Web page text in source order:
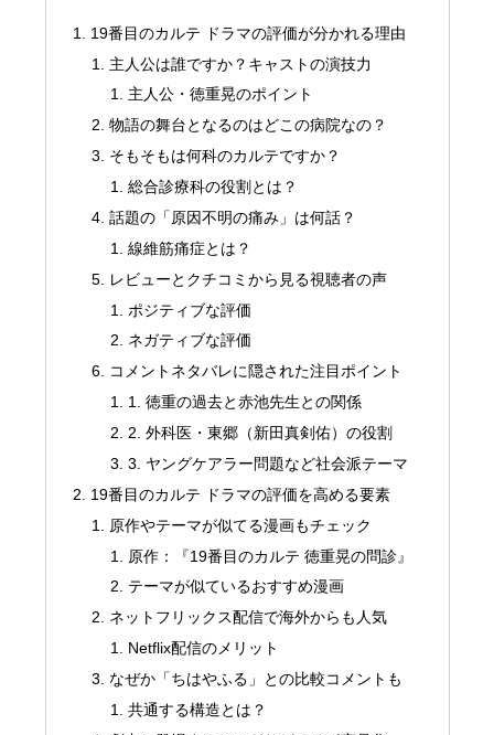
19番目のカルテ ドラマの評価が分かれる理由
主人公は誰ですか？キャストの演技力
主人公・徳重晃のポイント
物語の舞台となるのはどこの病院なの？
そもそもは何科のカルテですか？
総合診療科の役割とは？
話題の「原因不明の痛み」は何話？
線維筋痛症とは？
レビューとクチコミから見る視聴者の声
ポジティブな評価
ネガティブな評価
コメントネタバレに隠された注目ポイント
1. 徳重の過去と赤池先生との関係
2. 外科医・東郷（新田真剣佑）の役割
3. ヤングケアラー問題など社会派テーマ
19番目のカルテ ドラマの評価を高める要素
原作やテーマが似てる漫画もチェック
原作：『19番目のカルテ 徳重晃の問診』
テーマが似ているおすすめ漫画
ネットフリックス配信で海外からも人気
Netflix配信のメリット
なぜか「ちはやふる」との比較コメントも
共通する構造とは？